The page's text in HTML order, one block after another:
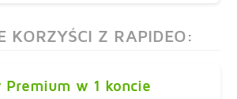
KORZYŚCI Z RAPIDEO:
Premium w 1 koncie